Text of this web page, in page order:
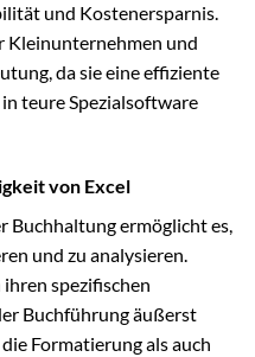
und Kostenersparnis.
Kleinunternehmen und
da sie eine effiziente
teure Spezialsoftware
von Excel
Buchhaltung ermöglicht es,
und zu analysieren.
spezifischen
Buchführung äußerst
Formatierung als auch